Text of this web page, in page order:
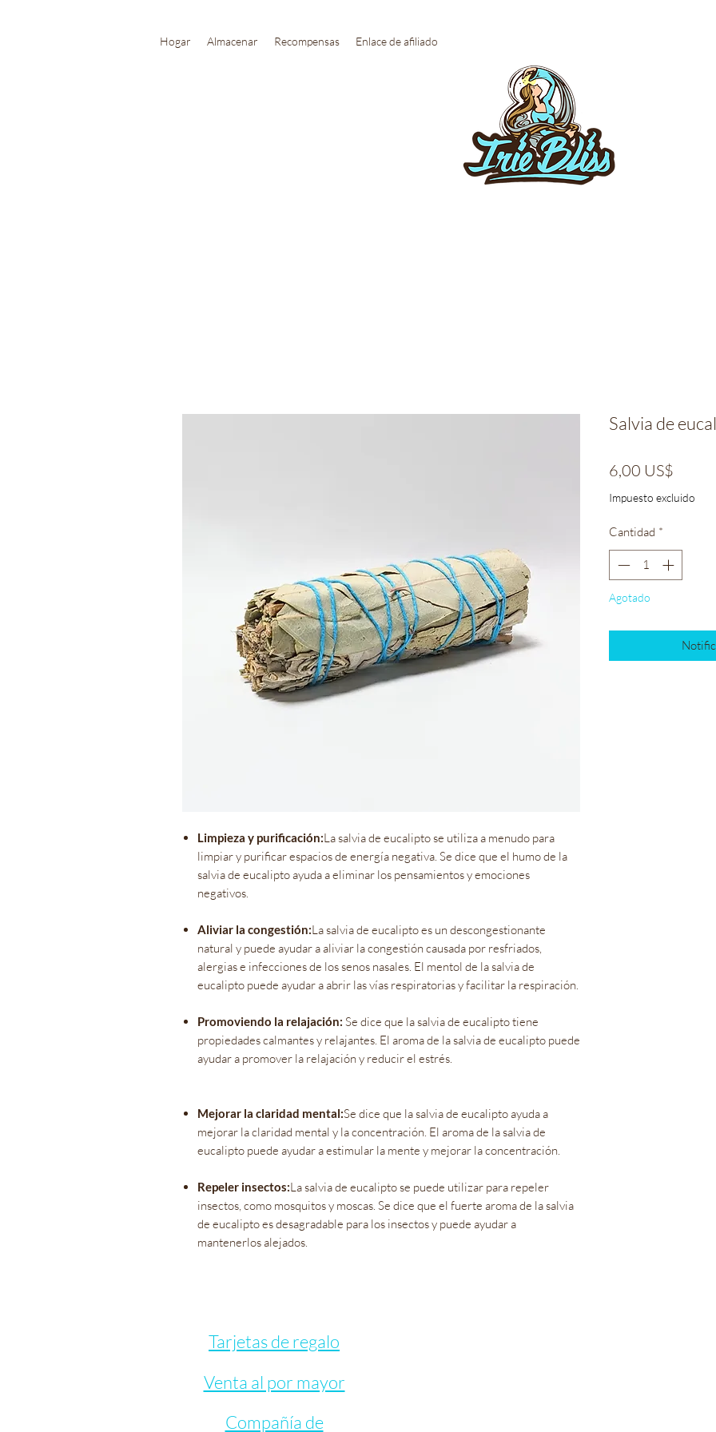
Hogar Almacenar Recompensas Enlace de afiliado
Limpieza y purificación:La salvia de eucalipto se utiliza a menudo para
limpiar y purificar espacios de energía negativa. Se dice que el humo de la
salvia de eucalipto ayuda a eliminar los pensamientos y emociones
negativos.
Aliviar la congestión:La salvia de eucalipto es un descongestionante
natural y puede ayudar a aliviar la congestión causada por resfriados,
alergias e infecciones de los senos nasales. El mentol de la salvia de
eucalipto puede ayudar a abrir las vías respiratorias y facilitar la respiración.
Promoviendo la relajación: Se dice que la salvia de eucalipto tiene
propiedades calmantes y relajantes. El aroma de la salvia de eucalipto puede
ayudar a promover la relajación y reducir el estrés.
Mejorar la claridad mental:Se dice que la salvia de eucalipto ayuda a
mejorar la claridad mental y la concentración. El aroma de la salvia de
eucalipto puede ayudar a estimular la mente y mejorar la concentración.
Repeler insectos:La salvia de eucalipto se puede utilizar para repeler
insectos, como mosquitos y moscas. Se dice que el fuerte aroma de la salvia
de eucalipto es desagradable para los insectos y puede ayudar a
mantenerlos alejados.
Salvia de
6,00 US$
Impuesto excluido
Cantidad *
Agotado
Tarjetas de regalo
Venta al por mayor
Compañía de